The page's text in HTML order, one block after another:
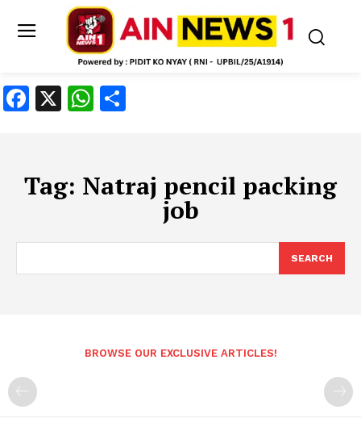
Facebook
X WhatsApp
Tag: Natraj pencil packing
job
SEARCH
BROWSE OUR EXCLUSIVE ARTICLES!